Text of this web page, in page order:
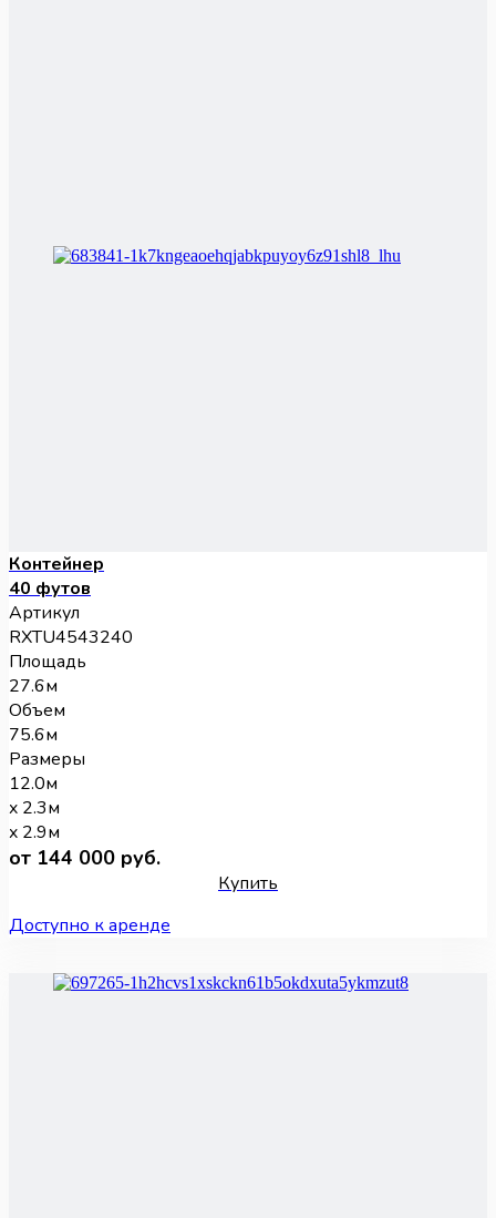
Контейнер
40 футов
Артикул
RXTU4543240
Площадь
27.6м
Объем
75.6м
Размеры
12.0м
x 2.3м
x 2.9м
от 144 000 руб.
Купить
Доступно к аренде